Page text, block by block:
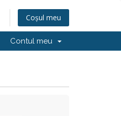
Coșul meu
Contul meu